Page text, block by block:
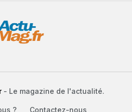
- Le magazine de l'actualité.
? Contactez-nous